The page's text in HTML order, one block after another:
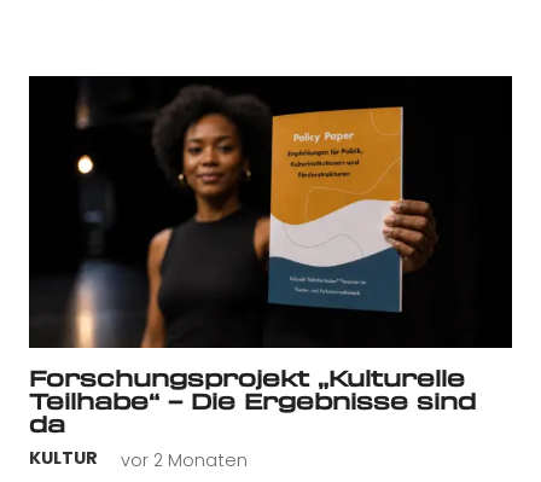
Forschungsprojekt „Kulturelle
Teilhabe“ – Die Ergebnisse sind
da
KULTUR vor 2 Monaten